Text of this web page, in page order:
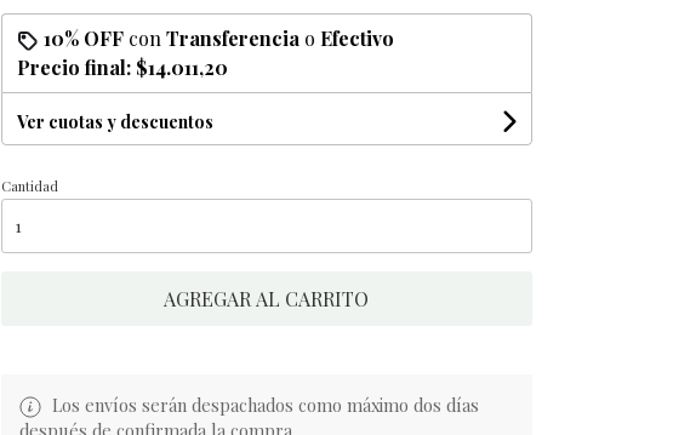
10% OFFcon Transferencia o Efectivo
Precio final: $14.011,20
Ver cuotas y descuentos
Cantidad
AGREGAR AL CARRITO
Los envíos serán despachados como máximo dos días